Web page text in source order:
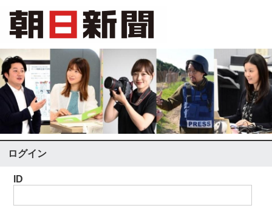
ログイン
ID